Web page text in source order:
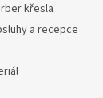
křesla
a recepce